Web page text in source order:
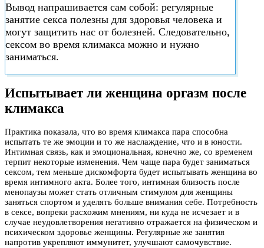
Вывод напрашивается сам собой: регулярные
занятие секса полезны для здоровья человека и
могут защитить нас от болезней. Следовательно,
сексом во время климакса можно и нужно
заниматься.
Испытывает ли женщина оргазм после
климакса
Практика показала, что во время климакса пара способна
испытать те же эмоции и то же наслаждение, что и в юности.
Интимная связь, как и эмоциональная, конечно же, со временем
терпит некоторые изменения. Чем чаще пара будет заниматься
сексом, тем меньше дискомфорта будет испытывать женщина во
время интимного акта. Более того, интимная близость после
менопаузы может стать отличным стимулом для женщины
заняться спортом и уделять больше внимания себе. Потребность
в сексе, вопреки расхожим мнениям, ни куда не исчезает и в
случае неудовлетворения негативно отражается на физическом и
психическом здоровье женщины. Регулярные же занятия
напротив укрепляют иммунитет, улучшают самочувствие.